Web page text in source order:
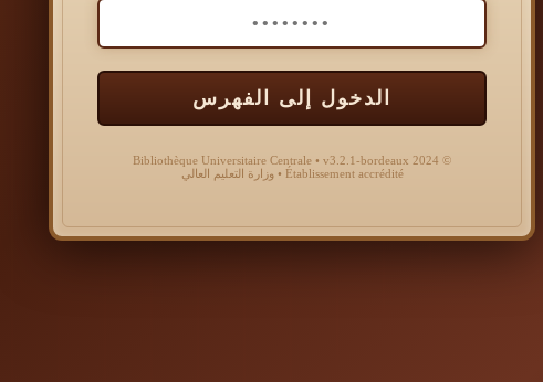
الدخول إلى الفهرس
© 2024 Bibliothèque Universitaire Centrale • v3.2.1-bordeaux
Établissement accrédité • وزارة التعليم العالي